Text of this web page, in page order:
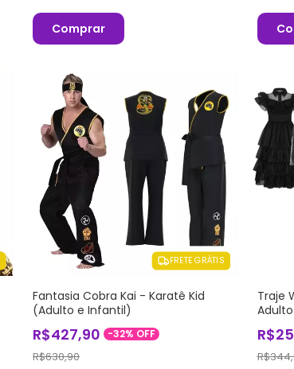
Comprar
FRETE GRÁTIS
Fantasia Cobra Kai - Karatê Kid
(Adulto e Infantil)
R$427,90 -32% OFF
R$630,90
Traje